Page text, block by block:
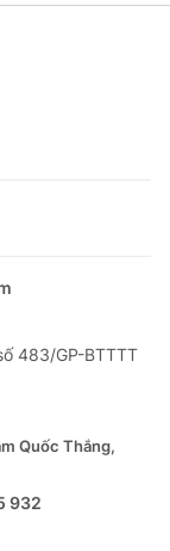
483/GP-BTTTT
Quốc Thắng,
932